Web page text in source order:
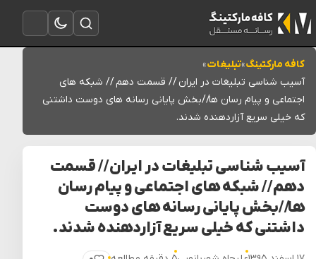
باز کردن منو
تغییر به حالت تاریک
باز کردن جستجو
کافه مارکتینگ»تبلیغات»
آسیب شناسی تبلیغات در ایران // قسمت دهم // شبکه های
اجتماعی و پیام رسان ها//بخش پایانی رسانه های دوست داشتنی
که خیلی سریع آزاردهنده شدند.
آسیب شناسی تبلیغات در ایران // قسمت
دهم // شبکه های اجتماعی و پیام رسان
ها//بخش پایانی رسانه های دوست
داشتنی که خیلی سریع آزاردهنده شدند.